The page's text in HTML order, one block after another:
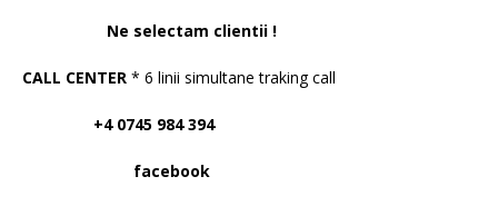
Ne selectam clientii !
CALL CENTER * 6 linii simultane traking call
+4 0745 984 394
facebook